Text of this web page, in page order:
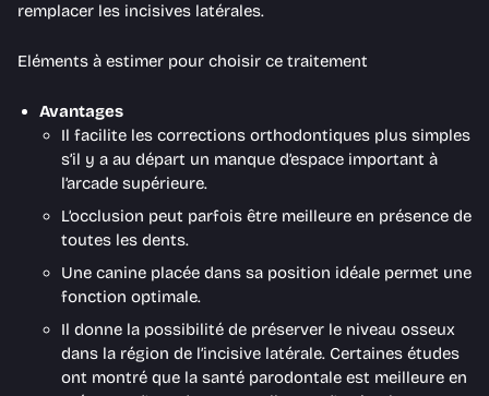
remplacer les incisives latérales.
Eléments à estimer pour choisir ce traitement
Avantages
Il facilite les corrections orthodontiques plus simples
s’il y a au départ un manque d’espace important à
l’arcade supérieure.
L’occlusion peut parfois être meilleure en présence de
toutes les dents.
Une canine placée dans sa position idéale permet une
fonction optimale.
Il donne la possibilité de préserver le niveau osseux
dans la région de l’incisive latérale. Certaines études
ont montré que la santé parodontale est meilleure en